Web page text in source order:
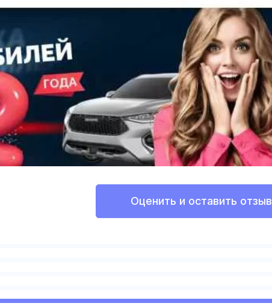
Оценить и оставить отзыв